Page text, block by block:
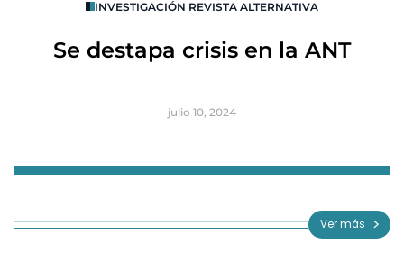
INVESTIGACIÓN REVISTA ALTERNATIVA
Se destapa crisis en la ANT
julio 10, 2024
3
Ver más